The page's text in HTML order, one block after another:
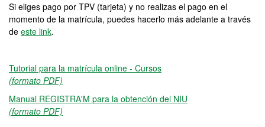
Si eliges pago por TPV (tarjeta) y no realizas el pago en el
momento de la matrícula, puedes hacerlo más adelante a través
de este link.
Tutorial para la matrícula online - Cursos
(formato PDF)
Manual REGISTRA'M para la obtención del NIU
(formato PDF)